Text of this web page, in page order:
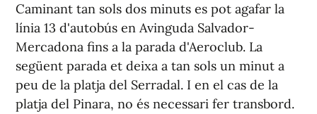
Caminant tan sols dos minuts es pot agafar la
línia 13 d'autobús en Avinguda Salvador-
Mercadona fins a la parada d'Aeroclub. La
següent parada et deixa a tan sols un minut a
peu de la platja del Serradal. I en el cas de la
platja del Pinara, no és necessari fer transbord.